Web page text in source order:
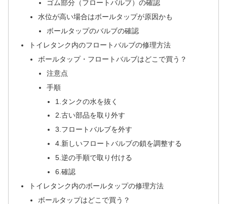
ゴム部分（フロートバルブ）の確認
水位が高い場合はボールタップが原因かも
ボールタップのバルブの確認
トイレタンク内のフロートバルブの修理方法
ボールタップ・フロートバルブはどこで買う？
注意点
手順
1.タンクの水を抜く
2.古い部品を取り外す
3.フロートバルブを外す
4.新しいフロートバルブの鎖を調整する
5.逆の手順で取り付ける
6.確認
トイレタンク内のボールタップの修理方法
ボールタップはどこで買う？